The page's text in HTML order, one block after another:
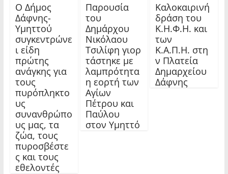
Ο Δήμος
Δάφνης-
Υμηττού
συγκεντρώνε
ι είδη
πρώτης
ανάγκης για
τους
πυρόπληκτο
υς
συνανθρώπο
υς μας, τα
ζώα, τους
πυροσβέστε
ς και τους
εθελοντές
Παρουσία
του
Δημάρχου
Νικόλαου
Τσιλίφη γιορ
τάστηκε με
λαμπρότητα
η εορτή των
Αγίων
Πέτρου και
Παύλου
στον Υμηττό
Καλοκαιρινή
δράση του
Κ.Η.Φ.Η. και
των
Κ.Α.Π.Η. στη
ν Πλατεία
Δημαρχείου
Δάφνης